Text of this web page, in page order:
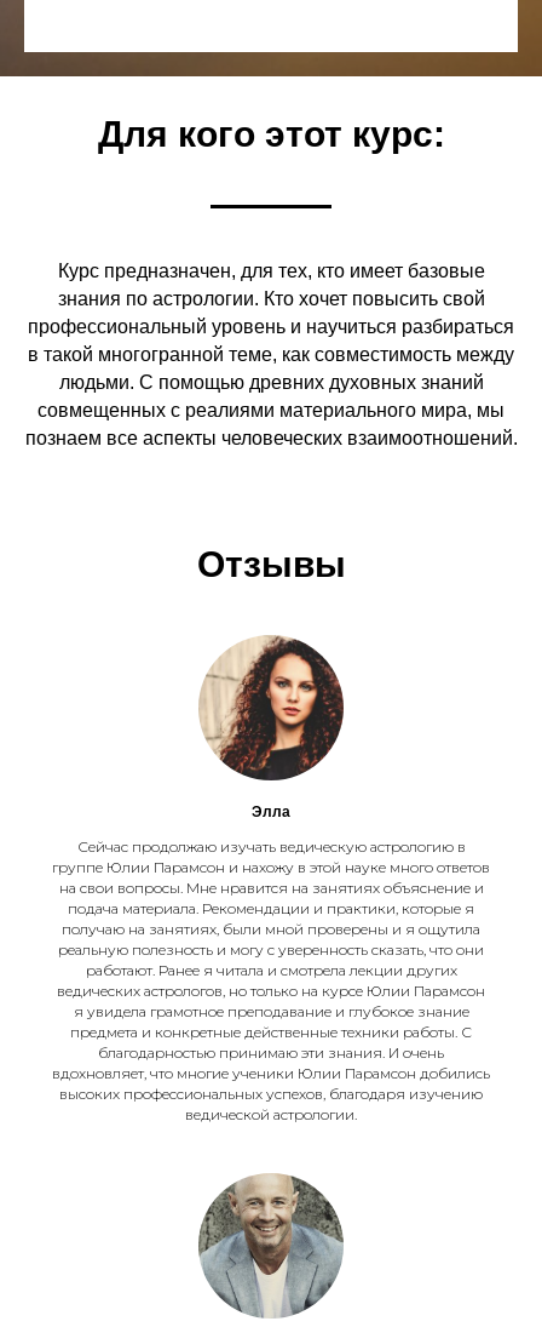
Для кого этот курс:
Курс предназначен, для тех, кто имеет базовые
знания по астрологии. Кто хочет повысить свой
профессиональный уровень и научиться разбираться
в такой многогранной теме, как совместимость между
людьми. С помощью древних духовных знаний
совмещенных с реалиями материального мира, мы
познаем все аспекты человеческих взаимоотношений.
Отзывы
Элла
Сейчас продолжаю изучать ведическую астрологию в
группе Юлии Парамсон и нахожу в этой науке много ответов
на свои вопросы. Мне нравится на занятиях объяснение и
подача материала. Рекомендации и практики, которые я
получаю на занятиях, были мной проверены и я ощутила
реальную полезность и могу с уверенность сказать, что они
работают. Ранее я читала и смотрела лекции других
ведических астрологов, но только на курсе Юлии Парамсон
я увидела грамотное преподавание и глубокое знание
предмета и конкретные действенные техники работы. С
благодарностью принимаю эти знания. И очень
вдохновляет, что многие ученики Юлии Парамсон добились
высоких профессиональных успехов, благодаря изучению
ведической астрологии.